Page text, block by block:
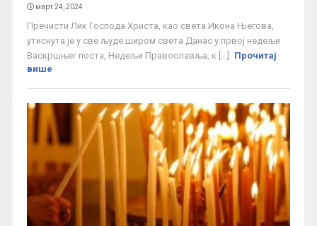
март 24, 2024
Пречисти Лик Господа Христа, као света Икона Његова,
утиснута је у све људе широм света Данас у првој недељи
Васкршњег поста, Недељи Православља, к [...]
Прочитај
више